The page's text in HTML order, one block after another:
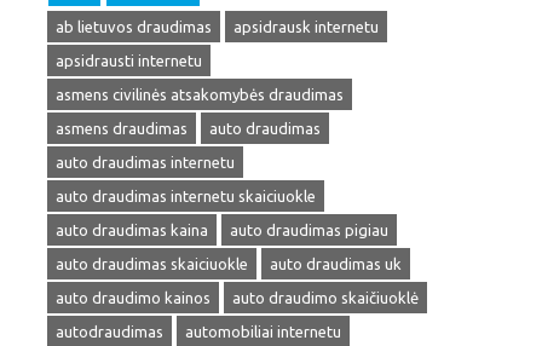
ab lietuvos draudimas
apsidrausk internetu
apsidrausti internetu
asmens civilinės atsakomybės draudimas
asmens draudimas
auto draudimas
auto draudimas internetu
auto draudimas internetu skaiciuokle
auto draudimas kaina
auto draudimas pigiau
auto draudimas skaiciuokle
auto draudimas uk
auto draudimo kainos
auto draudimo skaičiuoklė
autodraudimas
automobiliai internetu